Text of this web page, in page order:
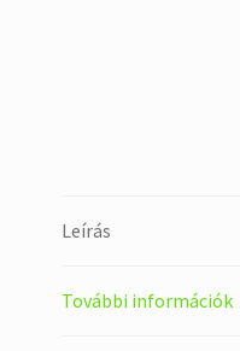
Leírás
További információk